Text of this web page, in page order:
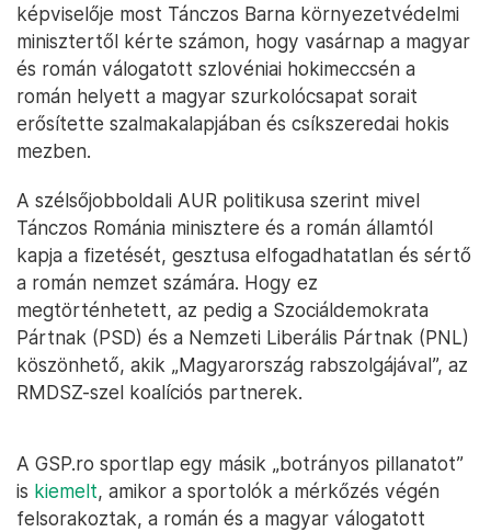
képviselője most Tánczos Barna környezetvédelmi
minisztertől kérte számon, hogy vasárnap a magyar
és román válogatott szlovéniai hokimeccsén a
román helyett a magyar szurkolócsapat sorait
erősítette szalmakalapjában és csíkszeredai hokis
mezben.
A szélsőjobboldali AUR politikusa szerint mivel
Tánczos Románia minisztere és a román államtól
kapja a fizetését, gesztusa elfogadhatatlan és sértő
a román nemzet számára. Hogy ez
megtörténhetett, az pedig a Szociáldemokrata
Pártnak (PSD) és a Nemzeti Liberális Pártnak (PNL)
köszönhető, akik „Magyarország rabszolgájával”, az
RMDSZ-szel koalíciós partnerek.
A GSP.ro sportlap egy másik „botrányos pillanatot”
is kiemelt, amikor a sportolók a mérkőzés végén
felsorakoztak, a román és a magyar válogatott